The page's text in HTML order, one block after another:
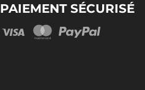
PAIEMENT SÉCURISÉ